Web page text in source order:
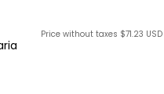
Price without taxes $71.23 USD